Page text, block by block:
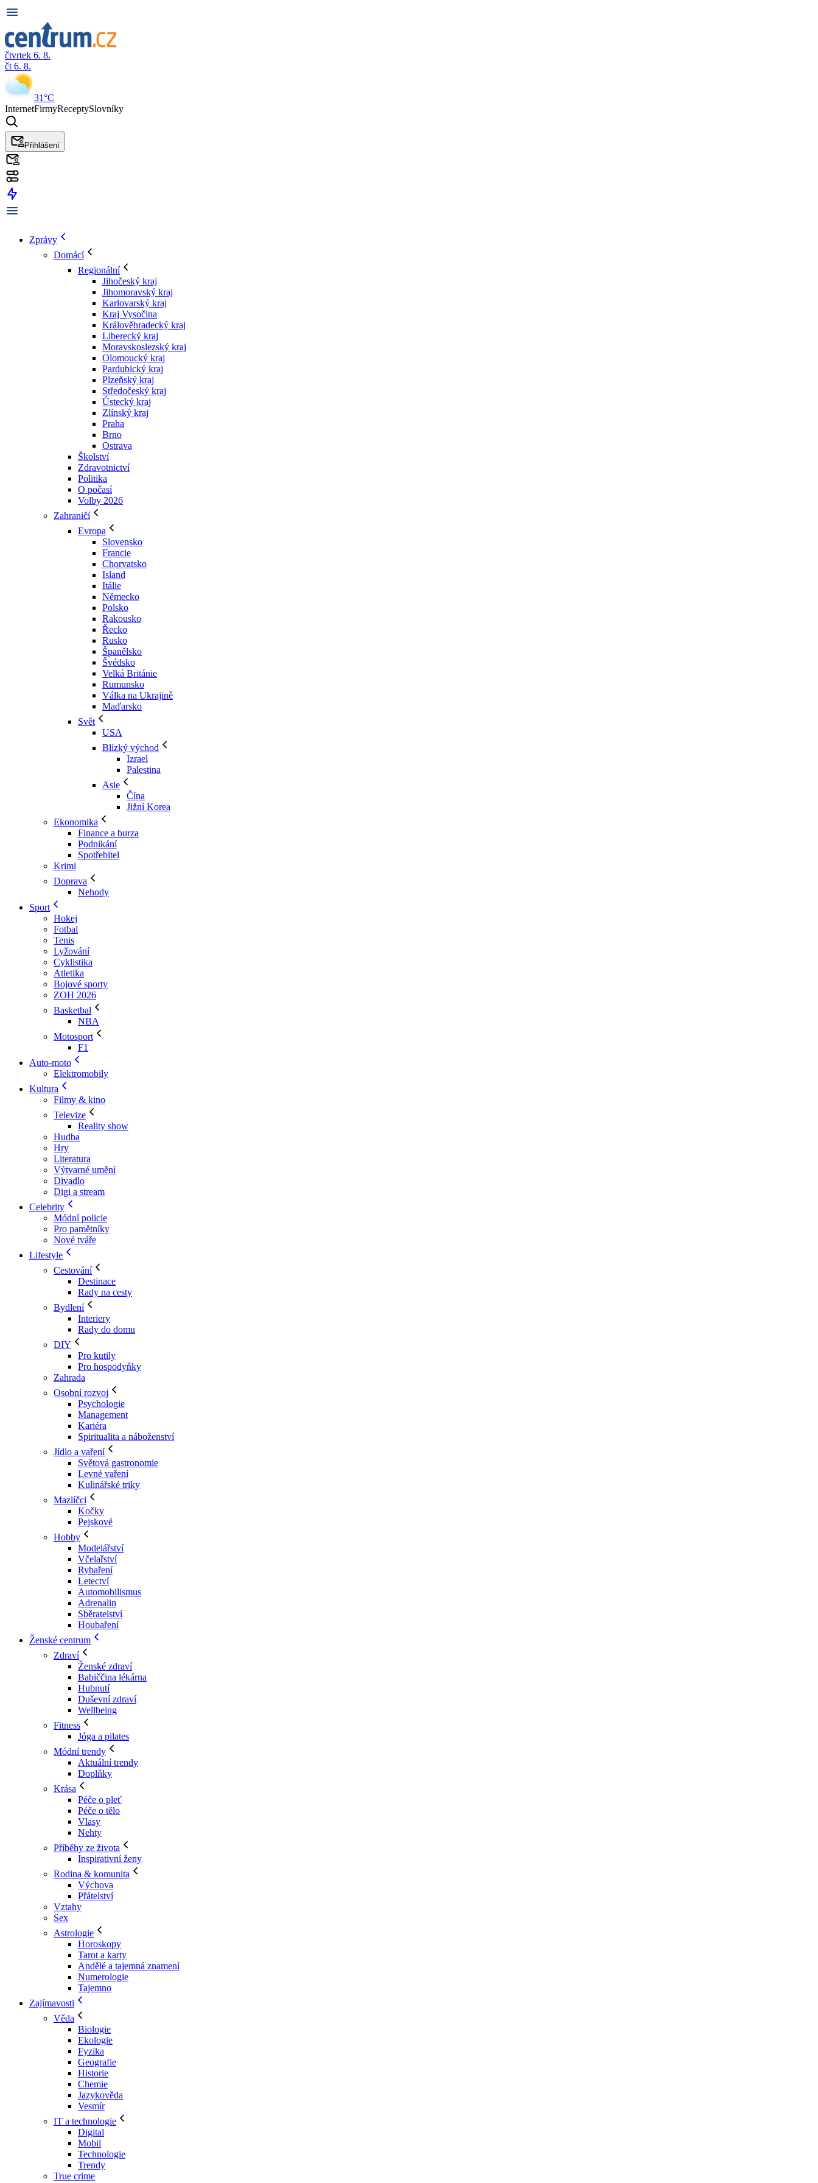
čtvrtek 6. 8.
čt 6. 8.
31°C
InternetFirmyReceptySlovníky
Přihlášení
Zprávy
Domácí
Regionální
Jihočeský kraj
Jihomoravský kraj
Karlovarský kraj
Kraj Vysočina
Králověhradecký kraj
Liberecký kraj
Moravskoslezský kraj
Olomoucký kraj
Pardubický kraj
Plzeňský kraj
Středočeský kraj
Ústecký kraj
Zlínský kraj
Praha
Brno
Ostrava
Školství
Zdravotnictví
Politika
O počasí
Volby 2026
Zahraničí
Evropa
Slovensko
Francie
Chorvatsko
Island
Itálie
Německo
Polsko
Rakousko
Řecko
Rusko
Španělsko
Švédsko
Velká Británie
Rumunsko
Válka na Ukrajině
Maďarsko
Svět
USA
Blízký východ
Izrael
Palestina
Asie
Čína
Jižní Korea
Ekonomika
Finance a burza
Podnikání
Spotřebitel
Krimi
Doprava
Nehody
Sport
Hokej
Fotbal
Tenis
Lyžování
Cyklistika
Atletika
Bojové sporty
ZOH 2026
Basketbal
NBA
Motosport
F1
Auto-moto
Elektromobily
Kultura
Filmy & kino
Televize
Reality show
Hudba
Hry
Literatura
Výtvarné umění
Divadlo
Digi a stream
Celebrity
Módní policie
Pro pamětníky
Nové tváře
Lifestyle
Cestování
Destinace
Rady na cesty
Bydlení
Interiery
Rady do domu
DIY
Pro kutily
Pro hospodyňky
Zahrada
Osobní rozvoj
Psychologie
Management
Kariéra
Spiritualita a náboženství
Jídlo a vaření
Světová gastronomie
Levné vaření
Kulinářské triky
Mazlíčci
Kočky
Pejskové
Hobby
Modelářství
Včelařství
Rybaření
Letectví
Automobilismus
Adrenalin
Sběratelství
Houbaření
Ženské centrum
Zdraví
Ženské zdraví
Babiččina lékárna
Hubnutí
Duševní zdraví
Wellbeing
Fitness
Jóga a pilates
Módní trendy
Aktuální trendy
Doplňky
Krása
Péče o pleť
Péče o tělo
Vlasy
Nehty
Příběhy ze života
Inspirativní ženy
Rodina & komunita
Výchova
Přátelství
Vztahy
Sex
Astrologie
Horoskopy
Tarot a karty
Andělé a tajemná znamení
Numerologie
Tajemno
Zajímavosti
Věda
Biologie
Ekologie
Fyzika
Geografie
Historie
Chemie
Jazykověda
Vesmír
IT a technologie
Digital
Mobil
Technologie
Trendy
True crime